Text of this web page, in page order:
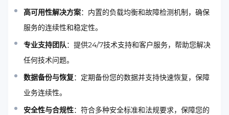
高可用性解决方案：内置的负载均衡和故障检测机制，确保
服务的连续性和稳定性。
专业支持团队：提供24/7技术支持和客户服务，帮助您解决
任何技术问题。
数据备份与恢复：定期备份您的数据并支持快速恢复，保障
业务连续性。
安全性与合规性：符合多种安全标准和法规要求，保障您的